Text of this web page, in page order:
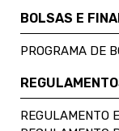
BOLSAS E
PROGRAMA DE
REGULAMENTO